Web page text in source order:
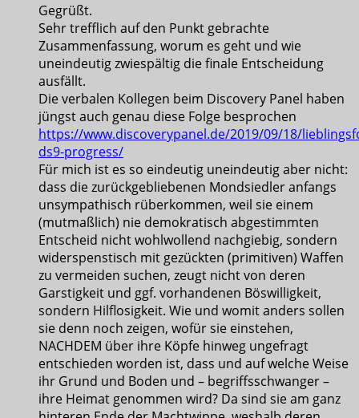
Gegrüßt.
Sehr trefflich auf den Punkt gebrachte
Zusammenfassung, worum es geht und wie
uneindeutig zwiespältig die finale Entscheidung
ausfällt.
Die verbalen Kollegen beim Discovery Panel haben
jüngst auch genau diese Folge besprochen
https://www.discoverypanel.de/2019/09/18/
ds9-progress/
Für mich ist es so eindeutig uneindeutig aber nicht:
dass die zurückgebliebenen Mondsiedler anfangs
unsympathisch rüberkommen, weil sie einem
(mutmaßlich) nie demokratisch abgestimmten
Entscheid nicht wohlwollend nachgiebig, sondern
widerspenstisch mit gezückten (primitiven) Waffen
zu vermeiden suchen, zeugt nicht von deren
Garstigkeit und ggf. vorhandenen Böswilligkeit,
sondern Hilflosigkeit. Wie und womit anders sollen
sie denn noch zeigen, wofür sie einstehen,
NACHDEM über ihre Köpfe hinweg ungefragt
entschieden worden ist, dass und auf welche Weise
ihr Grund und Boden und – begriffsschwanger –
ihre Heimat genommen wird? Da sind sie am ganz